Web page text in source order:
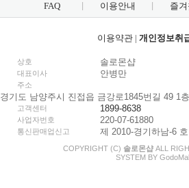
FAQ 이용안내 즐
이용약관| 개인정보취
상호 솔로몬샵
대표이사 안병만
주소
경기도 남양주시 진접읍 금강로1845번길 49 1
고객센터 1899-8638
사업자번호 220-07-61880
통신판매업신고 제 2010-경기하남-6 호
COPYRIGHT (C) 솔로몬샵 ALL
SYSTEM BY Godo